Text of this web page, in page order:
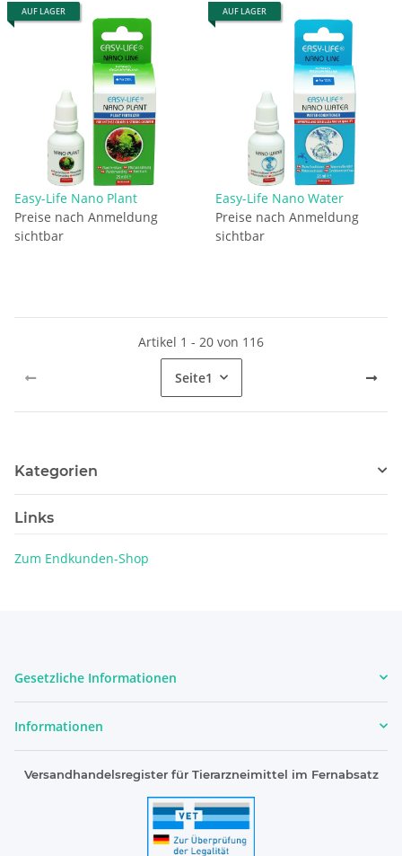
AUF LAGER
Easy-Life Nano Plant
Preise nach Anmeldung
sichtbar
AUF LAGER
Easy-Life Nano Water
Preise nach Anmeldung
sichtbar
Artikel 1 - 20 von 116
Seite1
Kategorien
Links
Zum Endkunden-Shop
Gesetzliche Informationen
Informationen
Versandhandelsregister für Tierarzneimittel im Fernabsatz